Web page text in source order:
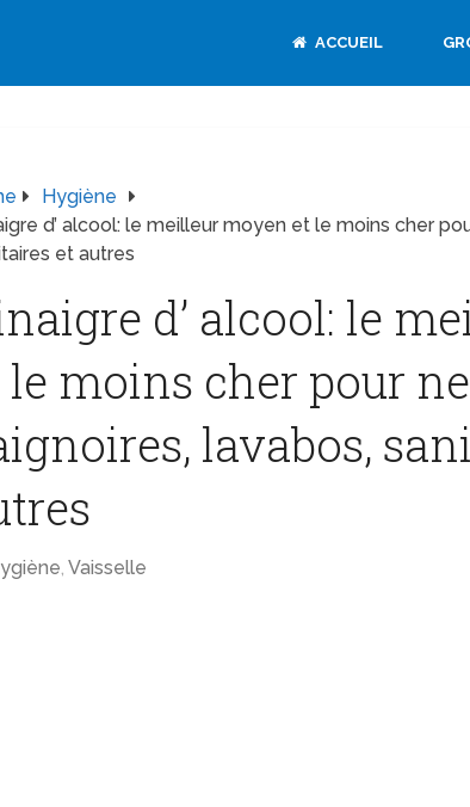
ACCUEIL
Hygiène
d’ alcool: le meilleur moyen et le moins cher
et autres
d’ alcool: le
le moins cher pour
lavabos,
, Vaisselle